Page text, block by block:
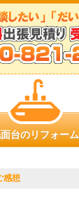
台のリフォーム
感想